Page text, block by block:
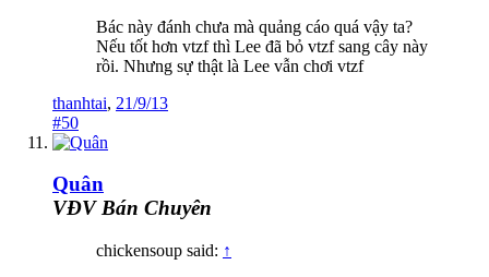
Bác này đánh chưa mà quảng cáo quá vậy ta?
Nếu tốt hơn vtzf thì Lee đã bỏ vtzf sang cây này
rồi. Nhưng sự thật là Lee vẫn chơi vtzf
thanhtai, 21/9/13
#50
Quân
VĐV Bán Chuyên
chickensoup said: ↑